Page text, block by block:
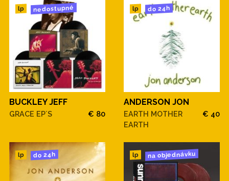
lp nedostupné
BUCKLEY JEFF
GRACE EP´S € 80
lp do 24h
ANDERSON JON
EARTH MOTHER
EARTH
€ 40
lp do 24h lp na objednávku